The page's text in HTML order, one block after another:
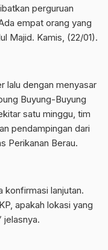
perguruan
empat orang yang
Majid. Kamis, (22/01).
lalu dengan menyasar
Buyung-Buyung
satu minggu, tim
pendampingan dari
Perikanan Berau.
konfirmasi lanjutan.
apakah lokasi yang
jelasnya.